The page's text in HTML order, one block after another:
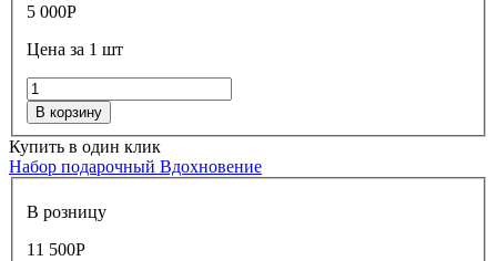
5 000Р
Цена за 1 шт
В корзину
Купить в один клик
Набор подарочный Вдохновение
В розницу
11 500Р